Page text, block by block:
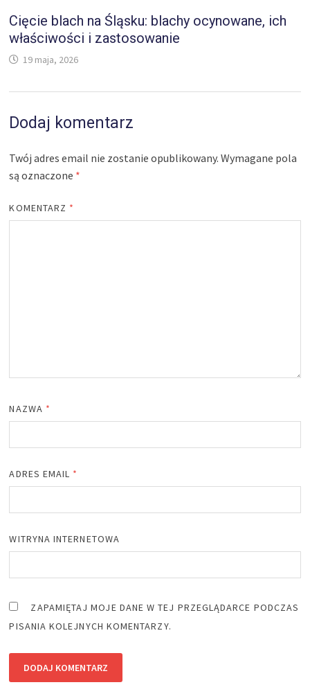
Cięcie blach na Śląsku: blachy ocynowane, ich
właściwości i zastosowanie
19 maja, 2026
Dodaj komentarz
Twój adres email nie zostanie opublikowany. Wymagane pola
są oznaczone *
KOMENTARZ *
NAZWA *
ADRES EMAIL *
WITRYNA INTERNETOWA
ZAPAMIĘTAJ MOJE DANE W TEJ PRZEGLĄDARCE PODCZAS
PISANIA KOLEJNYCH KOMENTARZY.